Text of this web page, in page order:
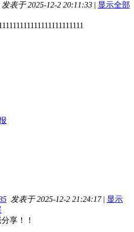
发表于 2025-12-2 20:11:33 | 显示全部
发表于 2025-12-2 21:24:17 | 显示
享！！